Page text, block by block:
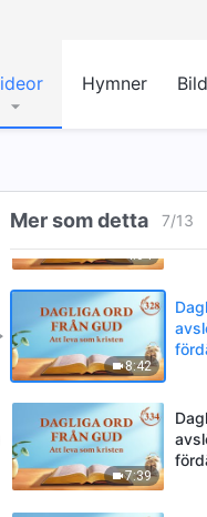
Hymner
Mer som detta 7/13
4:04
8:42
7:39